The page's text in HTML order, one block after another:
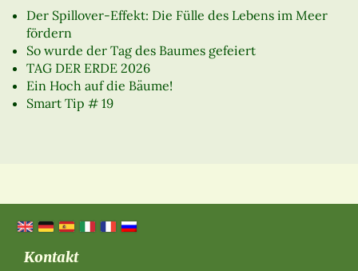
Der Spillover-Effekt: Die Fülle des Lebens im Meer
fördern
So wurde der Tag des Baumes gefeiert
TAG DER ERDE 2026
Ein Hoch auf die Bäume!
Smart Tip # 19
Kontakt